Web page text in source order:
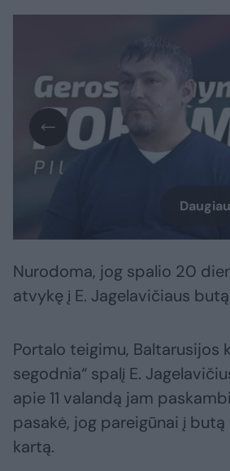
Nurodoma, jog spalio 20
atvykę į E. Jagelavičiaus
Portalo teigimu, Baltarusijos
segodnia“ spalį E.
apie 11 valandą jam
pasakė, jog pareigūnai į
kartą.